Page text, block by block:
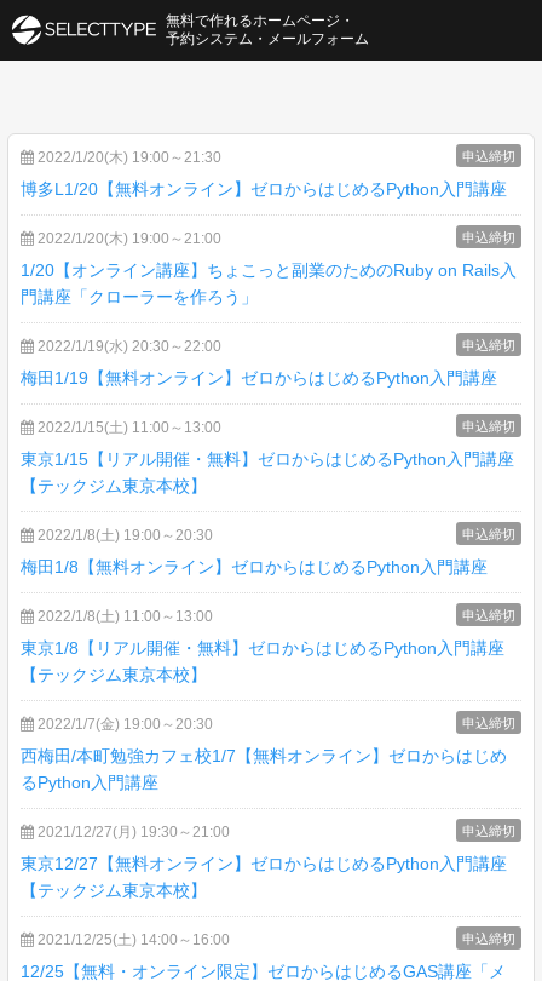
2022/1/20(木) 19:00～21:30
博多L1/20【無料オンライン】ゼロからはじめるPython入門講座
申込締切
2022/1/20(木) 19:00～21:00
1/20【オンライン講座】ちょこっと副業のためのRuby on Rails入
門講座「クローラーを作ろう」
申込締切
2022/1/19(水) 20:30～22:00
梅田1/19【無料オンライン】ゼロからはじめるPython入門講座
申込締切
2022/1/15(土) 11:00～13:00
東京1/15【リアル開催・無料】ゼロからはじめるPython入門講座
【テックジム東京本校】
申込締切
2022/1/8(土) 19:00～20:30
梅田1/8【無料オンライン】ゼロからはじめるPython入門講座
申込締切
2022/1/8(土) 11:00～13:00
東京1/8【リアル開催・無料】ゼロからはじめるPython入門講座
【テックジム東京本校】
申込締切
2022/1/7(金) 19:00～20:30
西梅田/本町勉強カフェ校1/7【無料オンライン】ゼロからはじめ
るPython入門講座
申込締切
2021/12/27(月) 19:30～21:00
東京12/27【無料オンライン】ゼロからはじめるPython入門講座
【テックジム東京本校】
申込締切
2021/12/25(土) 14:00～16:00
12/25【無料・オンライン限定】ゼロからはじめるGAS講座「メ
申込締切
無料で作れるホームページ・
予約システム・メールフォーム